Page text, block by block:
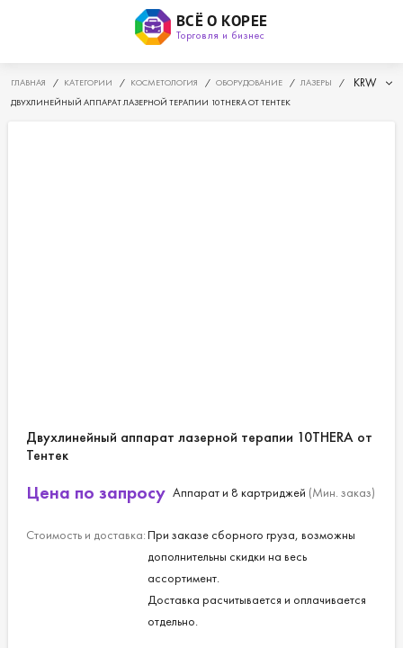
ВСЁ О КОРЕЕ
Торговля и бизнес
ГЛАВНАЯ / КАТЕГОРИИ / КОСМЕТОЛОГИЯ / ОБОРУДОВАНИЕ / ЛАЗЕРЫ
/
ДВУХЛИНЕЙНЫЙ АППАРАТ ЛАЗЕРНОЙ ТЕРАПИИ 10THERA ОТ ТЕНТЕК
KRW
Двухлинейный аппарат лазерной терапии 10THERA от
Тентек
Цена по запросу Аппарат и 8 картриджей (Мин. заказ)
Стоимость и доставка:При заказе сборного груза, возможны
дополнительны скидки на весь
ассортимент.
Доставка расчитывается и оплачивается
отдельно.